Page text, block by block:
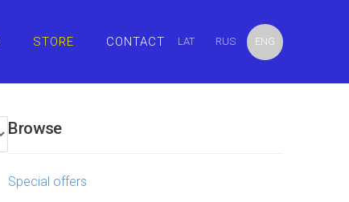
STORE CONTACT LAT RUS ENG
Browse
Special offers